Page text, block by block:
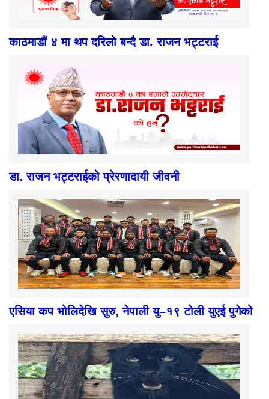
काठमाडौं ४ मा थप दरिलो बन्दै डा. राजन भट्टराई
डा. राजन भट्टराईको प्रेरणादायी जीवनी
एसिया कप भोलिदेखि सुरु, नेपाली यु–१९ टोली युएई पुगेको